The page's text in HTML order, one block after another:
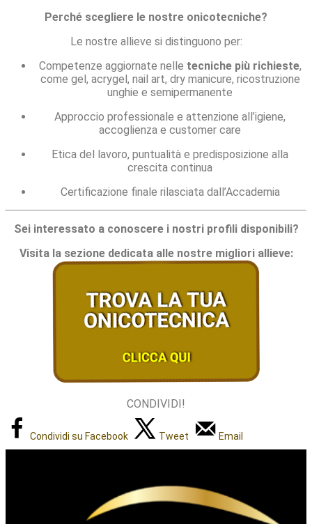
Perché scegliere le nostre onicotecniche?
Le nostre allieve si distinguono per:
Competenze aggiornate nelle tecniche più richieste,
come gel, acrygel, nail art, dry manicure, ricostruzione
unghie e semipermanente
Approccio professionale e attenzione all’igiene,
accoglienza e customer care
Etica del lavoro, puntualità e predisposizione alla
crescita continua
Certificazione finale rilasciata dall’Accademia
Sei interessato a conoscere i nostri profili disponibili?
Visita la sezione dedicata alle nostre migliori allieve:
CONDIVIDI!
Condividi su Facebook Tweet Email